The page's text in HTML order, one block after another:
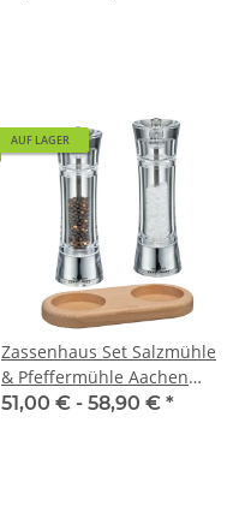
AUF LAGER
Zassenhaus Set Salzmühle
& Pfeffermühle Aachen
Acryl & Untersetzer aus Holz
51,00 € - 58,90 € *